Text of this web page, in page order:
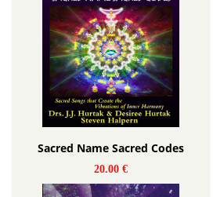
Sacred Name Sacred Codes
20.00 €